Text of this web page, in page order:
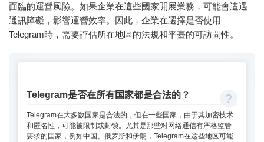
面臨的運營風險。如果企業在這些國家開展業務，可能會遭遇
通訊障礙，影響運營效率。因此，企業在選擇是否使用
Telegram時，需要評估所在地區的法規和平臺的可訪問性。
Telegram是否在所有国家都是合法的？
Telegram在大多数国家是合法的，但在一些国家，由于其加密技术
和匿名性，可能被限制或封锁。尤其是那些对网络通信有严格监管
要求的国家，例如中国、俄罗斯和伊朗，Telegram在这些地区可能